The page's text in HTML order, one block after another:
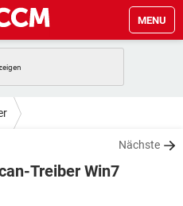
MENU
IOS
TIKTOK
STREAMING
Nächste
Treiber Win7